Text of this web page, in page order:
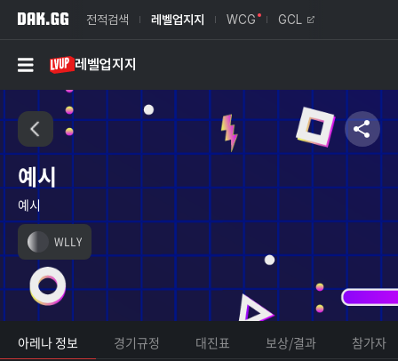
전적검색 레벨업지지 WCG GCL
레벨업지지
예시
예시
WLLY
아레나 정보 경기규정 대진표 보상/결과 참가자